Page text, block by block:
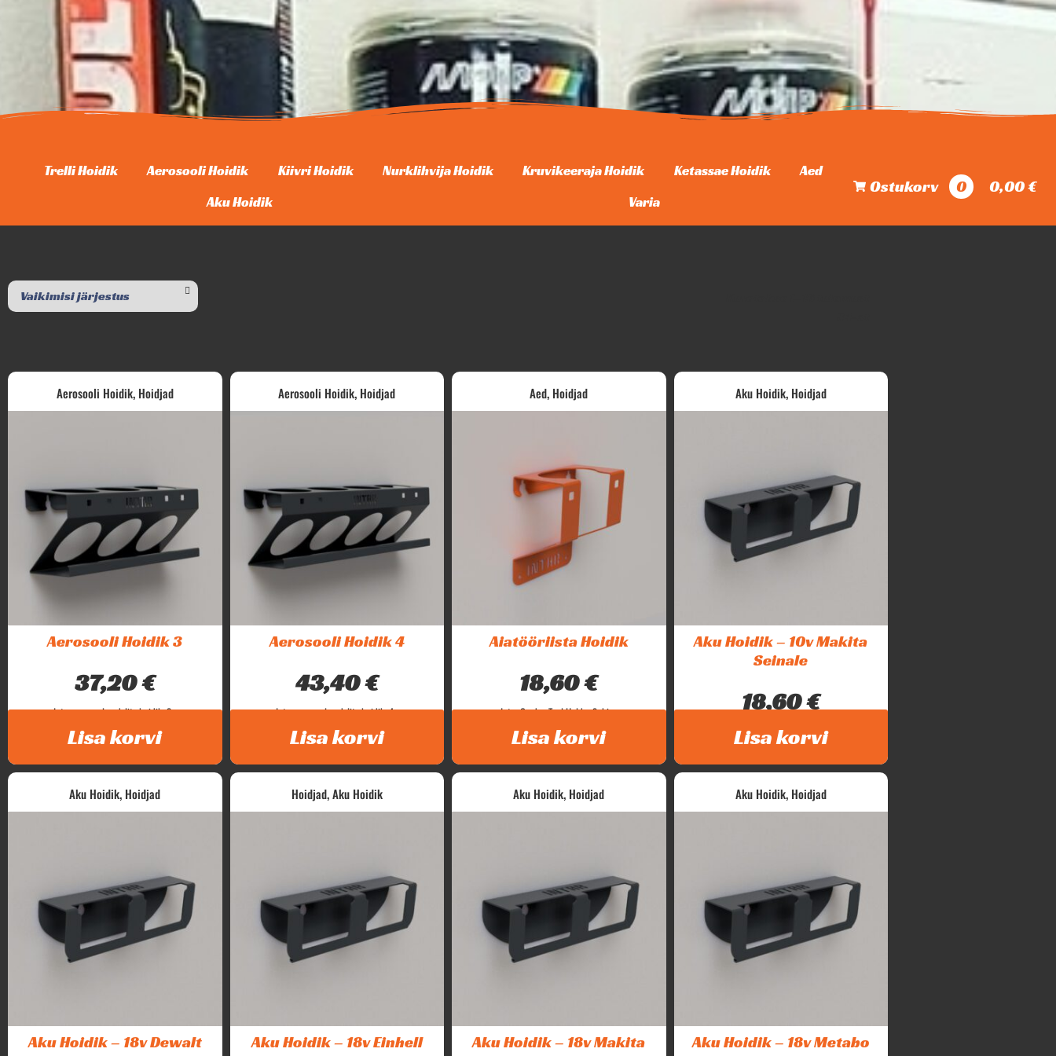
Trelli Hoidik Aerosooli Hoidik Kiivri Hoidik Nurklihvija Hoidik Kruvikeeraja Hoidik Ketassae Hoidik
Aed
Aku Hoidik
Varia
Ostukorv 0 0,00 €
Aerosooli Hoidik, Hoidjad
Aerosooli Hoidik 3
37,20€
Intar aerosool pudelite hoidik. 3...
Lisa korvi
Aerosooli Hoidik, Hoidjad
Aerosooli Hoidik 4
43,40€
Intar aerosool pudelite hoidik. 4...
Lisa korvi
Aed, Hoidjad
Aiatööriista Hoidik
18,60€
Intar Garden Tool Holder Sobiv...
Lisa korvi
Aku Hoidik, Hoidjad
Aku Hoidik – 10v Makita
Seinale
18,60€
Intar Makita 10v akude hoidik...
Lisa korvi
Aku Hoidik, Hoidjad
Aku Hoidik – 18v Dewalt
Hoidjad,Aku Hoidik
Aku Hoidik – 18v Einhell
Aku Hoidik, Hoidjad
Aku Hoidik – 18v Makita
Aku Hoidik, Hoidjad
Aku Hoidik – 18v Metabo